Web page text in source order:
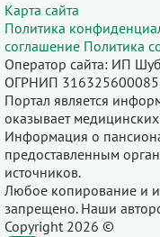
Карта сайта
Политика
соглашение Политика
Оператор сайта: ИП
ОГРНИП
Портал является
оказывает
Информация о
предоставленным
источников.
Любое копирование и
запрещено. Наши
Copyright 2026 ©